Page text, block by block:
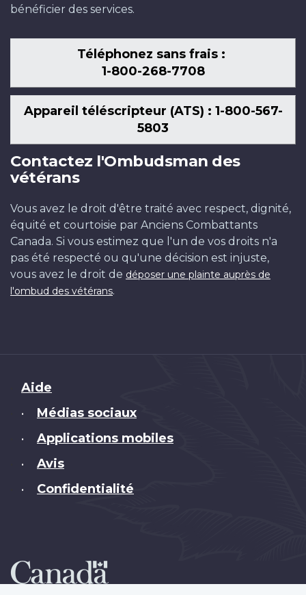
bénéficier des services.
Téléphonez sans frais :
1-800-268-7708
Appareil téléscripteur (ATS) : 1-800-567-
5803
Contactez l'Ombudsman des
vétérans
Vous avez le droit d'être traité avec respect, dignité,
équité et courtoisie par Anciens Combattants
Canada. Si vous estimez que l'un de vos droits n'a
pas été respecté ou qu'une décision est injuste,
vous avez le droit de déposer une plainte auprès de
l'ombud des vétérans.
Brand
Aide
• Médias sociaux
• Applications mobiles
• Avis
• Confidentialité